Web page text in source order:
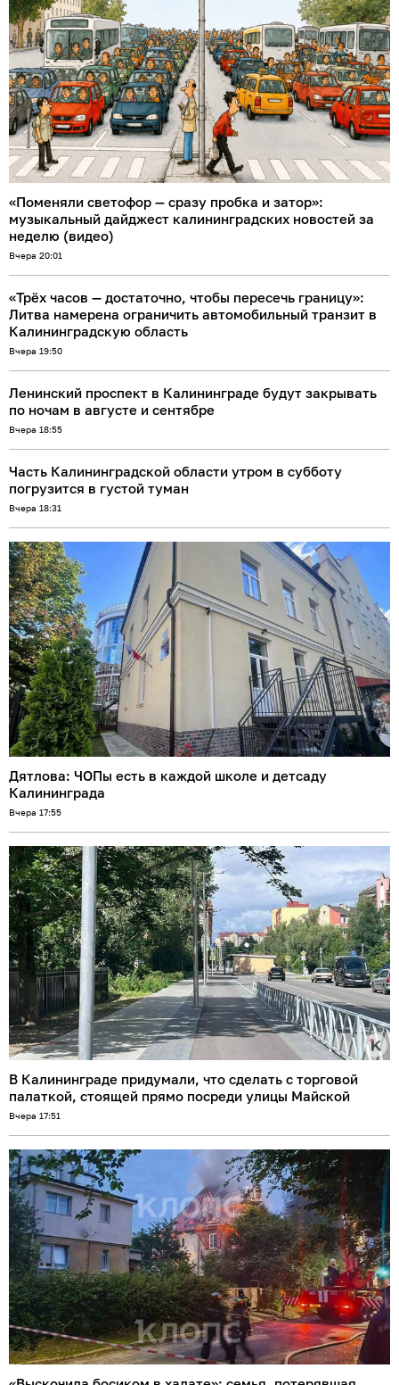
«Поменяли светофор — сразу пробка и затор»:
музыкальный дайджест калининградских новостей за
неделю (видео)
Вчера 20:01
«Трёх часов — достаточно, чтобы пересечь границу»:
Литва намерена ограничить автомобильный транзит в
Калининградскую область
Вчера 19:50
Ленинский проспект в Калининграде будут закрывать
по ночам в августе и сентябре
Вчера 18:55
Часть Калининградской области утром в субботу
погрузится в густой туман
Вчера 18:31
Дятлова: ЧОПы есть в каждой школе и детсаду
Калининграда
Вчера 17:55
В Калининграде придумали, что сделать с торговой
палаткой, стоящей прямо посреди улицы Майской
Вчера 17:51